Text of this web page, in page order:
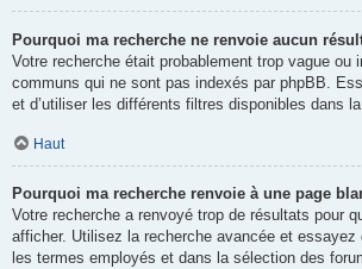
Pourquoi ma recherche ne renvoie aucun
Votre recherche était probablement trop vague ou
communs qui ne sont pas indexés par phpBB.
et d’utiliser les différents filtres disponibles dans
Haut
Pourquoi ma recherche renvoie à une page
Votre recherche a renvoyé trop de résultats pour
afficher. Utilisez la recherche avancée et essayez
les termes employés et dans la sélection des